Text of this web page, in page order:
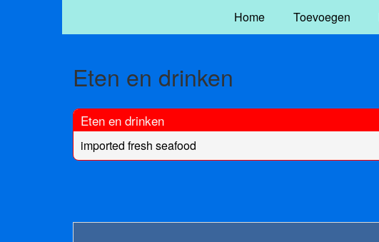
Home Toevoegen
Eten en drinken
Eten en drinken
imported fresh seafood